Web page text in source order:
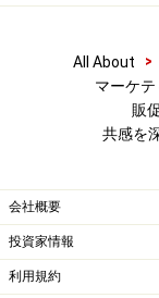
リード質
そうなポイント
行います。
これは、相手が
All About >
マーケ
販
共感を
会社概要
投資家情報
利用規約